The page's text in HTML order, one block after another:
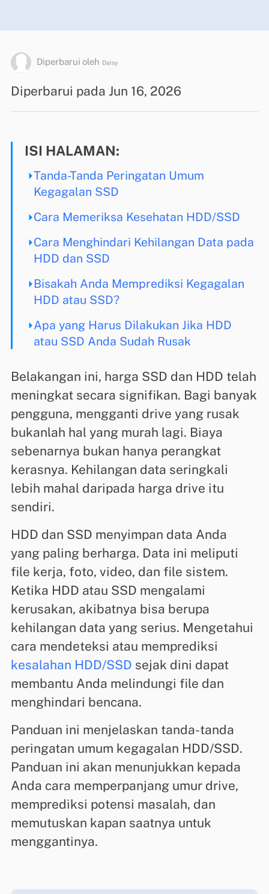
Diperbarui oleh Daisy
Diperbarui pada Jun 16, 2026
ISI HALAMAN:
Tanda-Tanda Peringatan Umum
Kegagalan SSD
Cara Memeriksa Kesehatan HDD/SSD
Cara Menghindari Kehilangan Data pada
HDD dan SSD
Bisakah Anda Memprediksi Kegagalan
HDD atau SSD?
Apa yang Harus Dilakukan Jika HDD
atau SSD Anda Sudah Rusak
Belakangan ini, harga SSD dan HDD telah
meningkat secara signifikan. Bagi banyak
pengguna, mengganti drive yang rusak
bukanlah hal yang murah lagi. Biaya
sebenarnya bukan hanya perangkat
kerasnya. Kehilangan data seringkali
lebih mahal daripada harga drive itu
sendiri.
HDD dan SSD menyimpan data Anda
yang paling berharga. Data ini meliputi
file kerja, foto, video, dan file sistem.
Ketika HDD atau SSD mengalami
kerusakan, akibatnya bisa berupa
kehilangan data yang serius. Mengetahui
cara mendeteksi atau memprediksi
kesalahan HDD/SSD sejak dini dapat
membantu Anda melindungi file dan
menghindari bencana.
Panduan ini menjelaskan tanda-tanda
peringatan umum kegagalan HDD/SSD.
Panduan ini akan menunjukkan kepada
Anda cara memperpanjang umur drive,
memprediksi potensi masalah, dan
memutuskan kapan saatnya untuk
menggantinya.